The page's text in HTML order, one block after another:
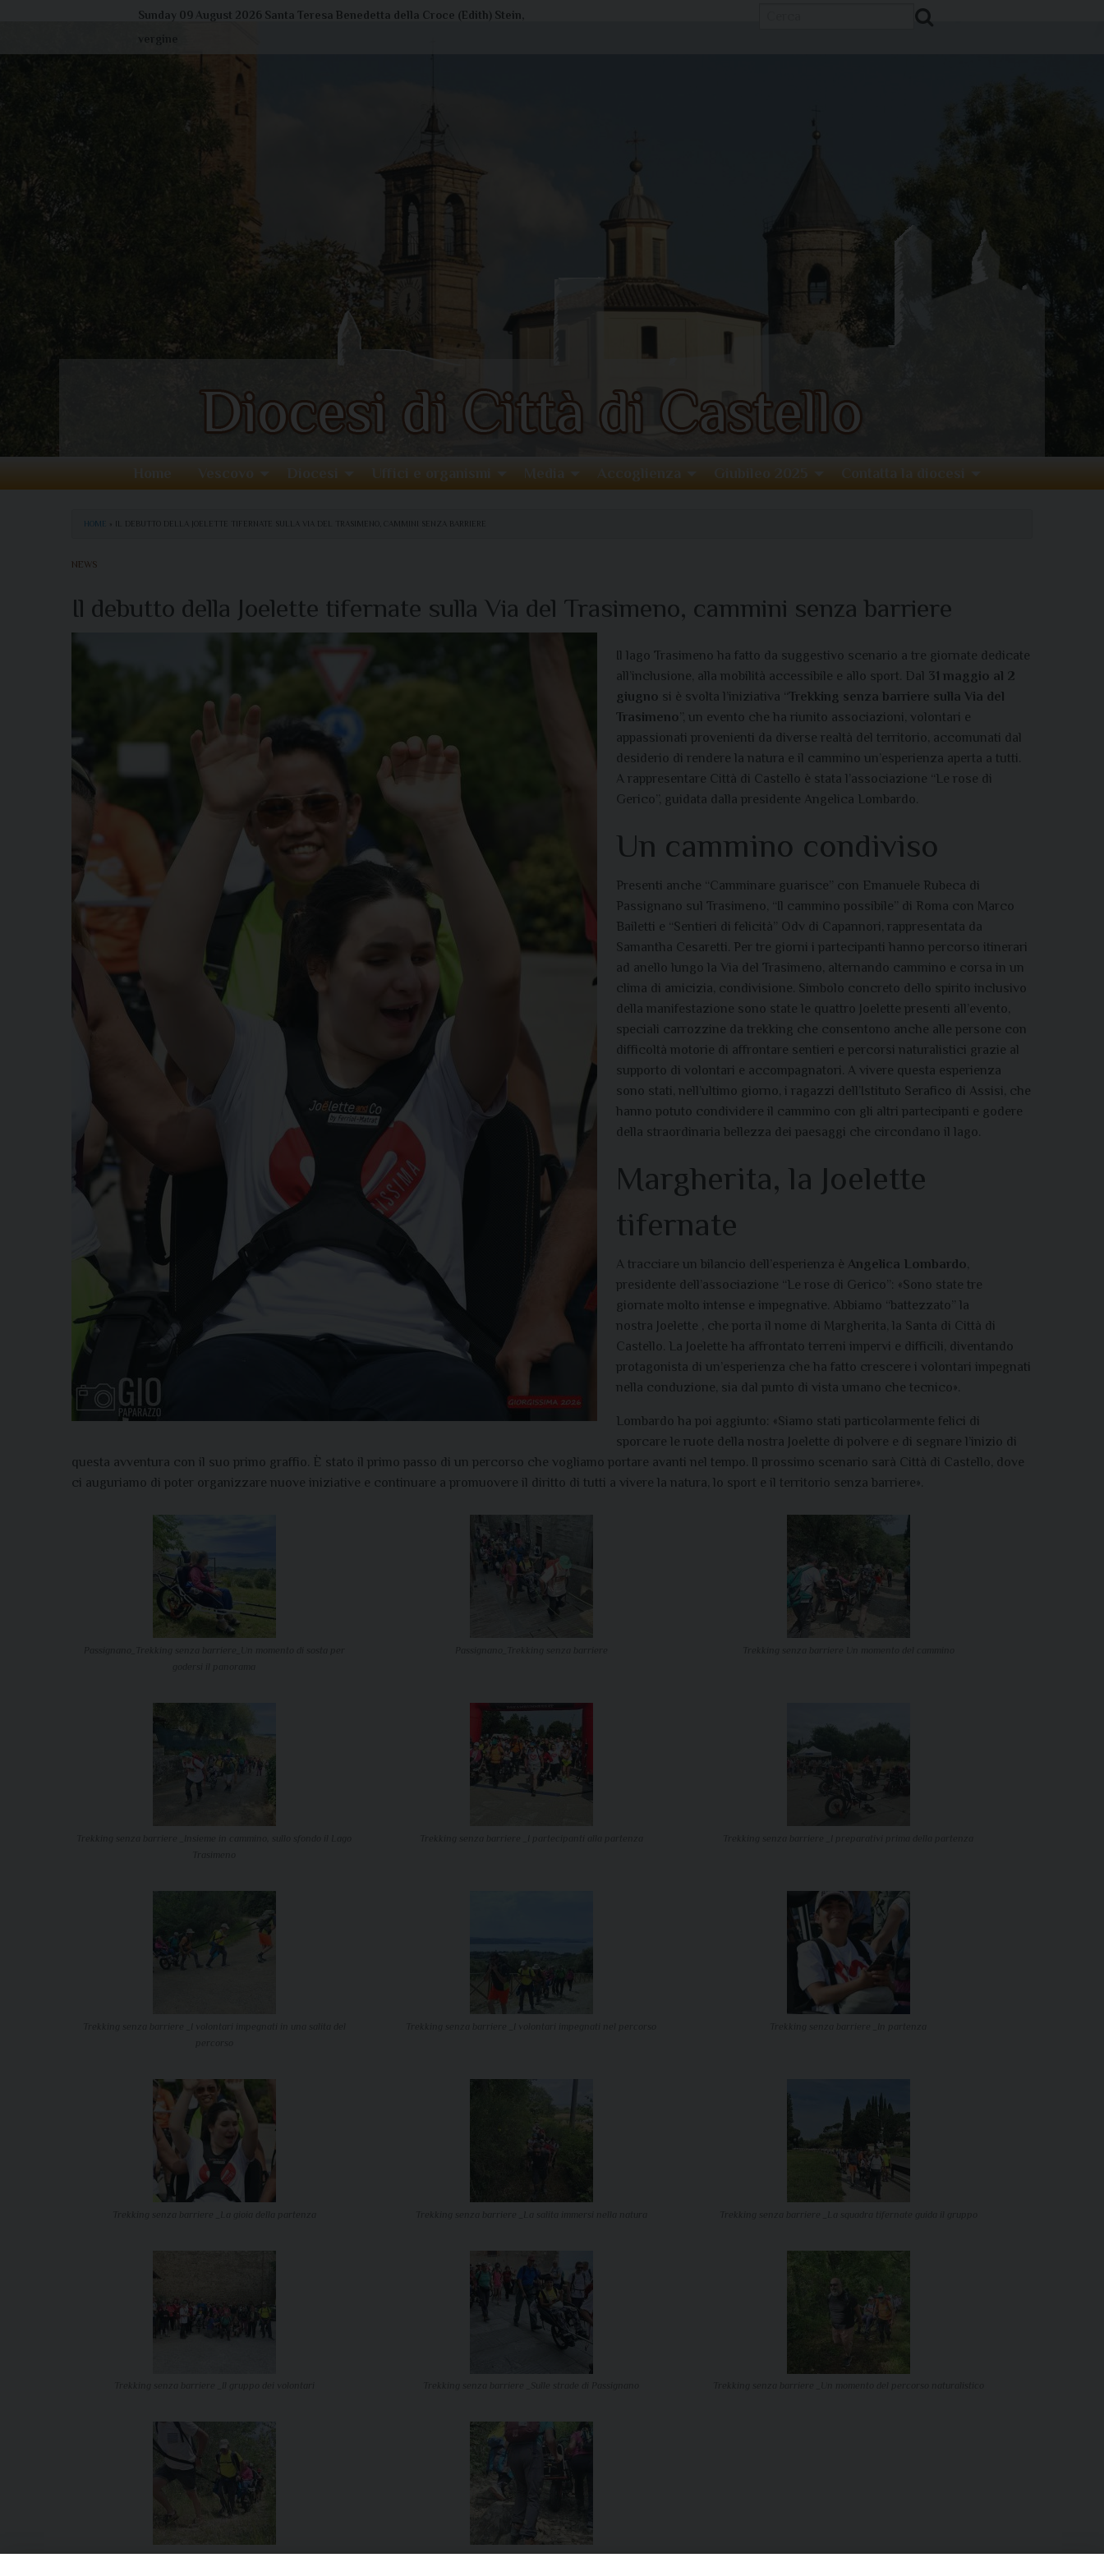
Sunday 09 August 2026 Santa Teresa Benedetta della Croce (Edith) Stein,
Home Vescovo Diocesi Uffici e organismi Media Accoglienza Giubileo 2025 Contatta la diocesi
HOME IL DEBUTTO DELLA JOELETTE TIFERNATE SULLA VIA DEL TRASIMENO, CAMMINI SENZA BARRIERE
NEWS
Il debutto della Joelette tifernate sulla Via del Trasimeno, cammini senza barriere
Il lago Trasimeno ha fatto da suggestivo scenario a tre giornate dedicate
all’inclusione, alla mobilità accessibile e allo sport. Dal 31 maggio al 2
giugno si è svolta l’iniziativa “Trekking senza barriere sulla Via del
Trasimeno ”, un evento che ha riunito associazioni, volontari e
appassionati provenienti da diverse realtà del territorio, accomunati dal
desiderio di rendere la natura e il cammino un’esperienza aperta a tutti.
A rappresentare Città di Castello è stata l’associazione “Le rose di
Gerico”, guidata dalla presidente Angelica Lombardo.
Un cammino condiviso
Presenti anche “Camminare guarisce” con Emanuele Rubeca di
Passignano sul Trasimeno, “Il cammino possibile” di Roma con Marco
Bailetti e “Sentieri di felicità” Odv di Capannori, rappresentata da
Samantha Cesaretti. Per tre giorni i partecipanti hanno percorso itinerari
ad anello lungo la Via del Trasimeno, alternando cammino e corsa in un
clima di amicizia, condivisione. Simbolo concreto dello spirito inclusivo
della manifestazione sono state le quattro Joelette presenti all’evento,
speciali carrozzine da trekking che consentono anche alle persone con
difficoltà motorie di affrontare sentieri e percorsi naturalistici grazie al
supporto di volontari e accompagnatori. A vivere questa esperienza
sono stati, nell’ultimo giorno, i ragazzi dell’Istituto Serafico di Assisi, che
hanno potuto condividere il cammino con gli altri partecipanti e godere
della straordinaria bellezza dei paesaggi che circondano il lago.
Margherita, la Joelette
tifernate
A tracciare un bilancio dell’esperienza è Angelica Lombardo
presidente dell’associazione “Le rose di Gerico”: «Sono state tre
giornate molto intense e impegnative. Abbiamo “battezzato” la
nostra Joelette ,
che porta il nome di Margherita, la Santa di Città di
Castello. La Joelette ha affrontato terreni impervi e difficili, diventando
protagonista di un’esperienza che ha fatto crescere i volontari impegnati
nella conduzione, sia dal punto di vista umano che tecnico».
Lombardo ha poi aggiunto: «Siamo stati particolarmente felici di
sporcare le ruote della nostra Joelette di polvere e di segnare l’inizio di
questa avventura con il suo primo graffio. È stato il primo passo di un percorso che vogliamo portare avanti nel tempo. Il prossimo scenario sarà Città di Castello, dove
ci auguriamo di poter organizzare nuove iniziative e continuare a promuovere il diritto di tutti a vivere la natura, lo sport e il territorio senza barriere».
Trekking senza barriere_I volontari in salita verso il punto
Trekking senza barriere. La Joelette tifernate affronta una salita